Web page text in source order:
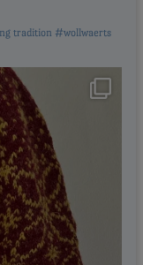
tradition #wollwaerts